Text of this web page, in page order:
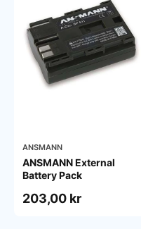
ANSMANN
ANSMANN External
Battery Pack
203,00 kr